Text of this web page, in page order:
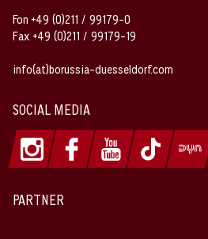
Fon +49 (0)211 / 99179-0
Fax +49 (0)211 / 99179-19
info(at)borussia-duesseldorf.com
SOCIAL MEDIA
PARTNER